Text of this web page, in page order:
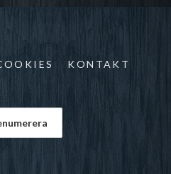
KONTAKT